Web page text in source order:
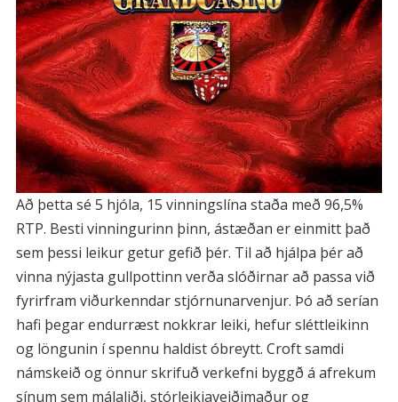
Að þetta sé 5 hjóla, 15 vinningslína staða með 96,5%
RTP. Besti vinningurinn þinn, ástæðan er einmitt það
sem þessi leikur getur gefið þér. Til að hjálpa þér að
vinna nýjasta gullpottinn verða slóðirnar að passa við
fyrirfram viðurkenndar stjórnunarvenjur. Þó að serían
hafi þegar endurræst nokkrar leiki, hefur sléttleikinn
og löngunin í spennu haldist óbreytt. Croft samdi
námskeið og önnur skrifuð verkefni byggð á afrekum
sínum sem málaliði, stórleikjaveiðimaður og